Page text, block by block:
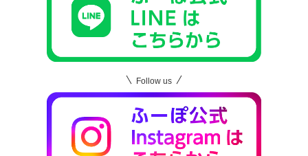
Follow us